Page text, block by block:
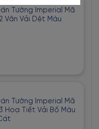
Tường Imperial Mã
Vân Vải Dệt Màu
Tường Imperial Mã
Hoạ Tiết Vải Bố Màu